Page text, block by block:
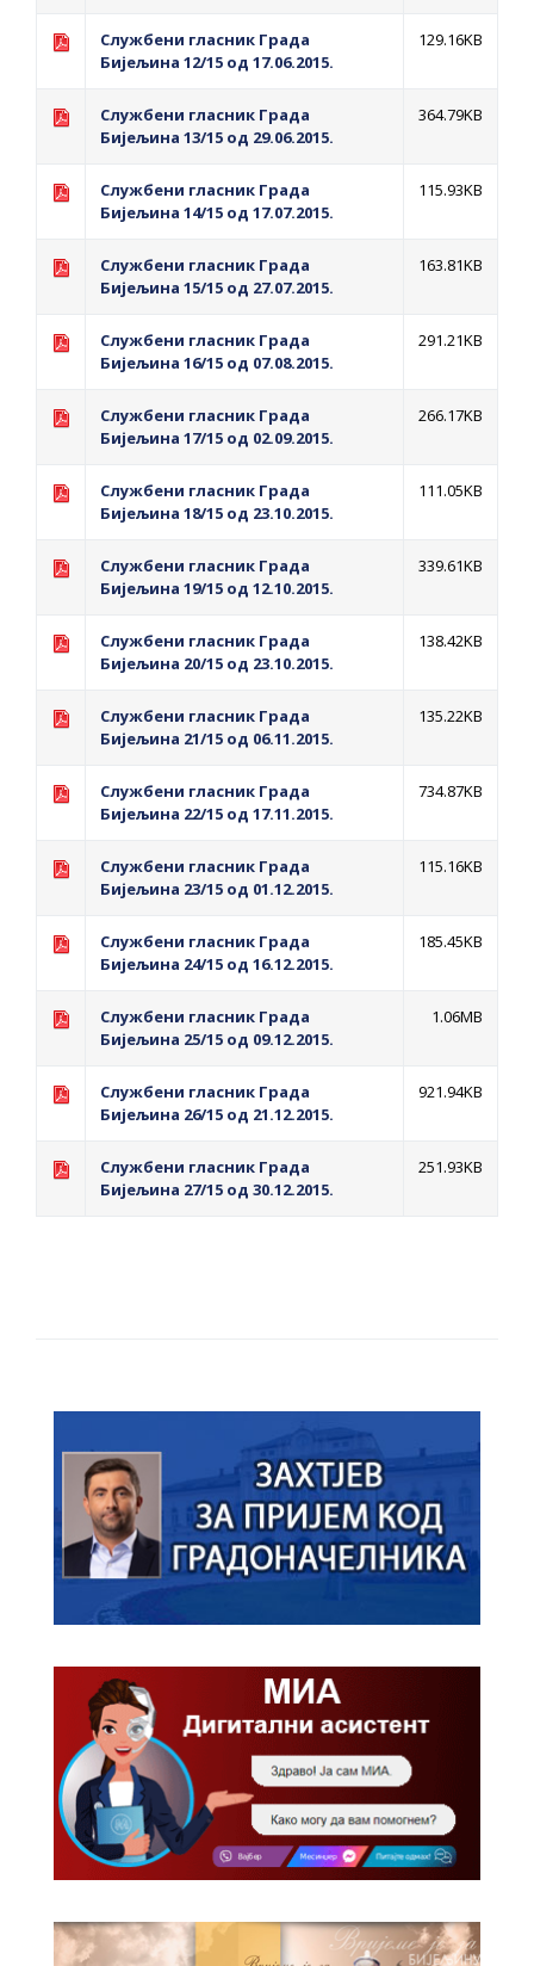
Службени гласник Града
Бијељина 12/15 од 17.06.2015.
129.16KB
Службени гласник Града
Бијељина 13/15 од 29.06.2015.
364.79KB
Службени гласник Града
Бијељина 14/15 од 17.07.2015.
115.93KB
Службени гласник Града
Бијељина 15/15 од 27.07.2015.
163.81KB
Службени гласник Града
Бијељина 16/15 од 07.08.2015.
291.21KB
Службени гласник Града
Бијељина 17/15 од 02.09.2015.
266.17KB
Службени гласник Града
Бијељина 18/15 од 23.10.2015.
111.05KB
Службени гласник Града
Бијељина 19/15 од 12.10.2015.
339.61KB
Службени гласник Града
Бијељина 20/15 од 23.10.2015.
138.42KB
Службени гласник Града
Бијељина 21/15 од 06.11.2015.
135.22KB
Службени гласник Града
Бијељина 22/15 од 17.11.2015.
734.87KB
Службени гласник Града
Бијељина 23/15 од 01.12.2015.
115.16KB
Службени гласник Града
Бијељина 24/15 од 16.12.2015.
185.45KB
Службени гласник Града
Бијељина 25/15 од 09.12.2015.
1.06MB
Службени гласник Града
Бијељина 26/15 од 21.12.2015.
921.94KB
Службени гласник Града
Бијељина 27/15 од 30.12.2015.
251.93KB